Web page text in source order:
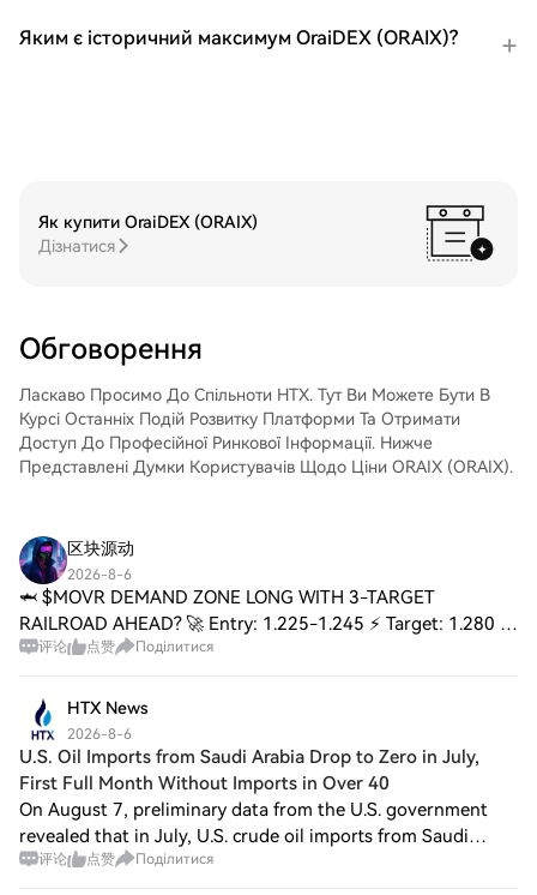
безпосередньо з іншими користувачами
на HTX.Позабіржова торгівля (OTC): ми
записі на HTX. Крім того, ви можете
відправити його в інше місце за
GIGADEVICE (GIGADEVICE)Легко
торгуйте GIGADEVICE (GIGADEVICE) на
спотовому ринку HTX. Просто увійдіть до
свого облікового запису, виберіть торгову
пару, укладайте угоди та спостерігайте
за ними в режимі реального часу. Ми
пропонуємо зручний досвід як для
Яким є історичний максимум OraiDEX (ORAIX)?
Як купити OraiDEX (ORAIX)
Дізнатися
Обговорення
Ласкаво Просимо До Спільноти HTX. Тут Ви Можете Бути В
Курсі Останніх Подій Розвитку Платформи Та Отримати
Доступ До Професійної Ринкової Інформації. Нижче
Представлені Думки Користувачів Щодо Ціни ORAIX (ORAIX).
区块源动
2026-8-6
🦈 $MOVR DEMAND ZONE LONG WITH 3-TARGET
RAILROAD AHEAD? 🚀 Entry: 1.225-1.245 ⚡ Target: 1.280 /
1.340 / 1.420 🚀 Stop Loss: 1.180 ⚠️ 📍 $MOVR is sitting
评论 点赞 Поділитися
HTX News
2026-8-6
U.S. Oil Imports from Saudi Arabia Drop to Zero in July,
First Full Month Without Imports in Over 40
On August 7, preliminary data from the U.S. government
revealed that in July, U.S. crude oil imports from Saudi
Arabia fell to zero, marking the first time since 1985 that
评论 点赞 Поділитися